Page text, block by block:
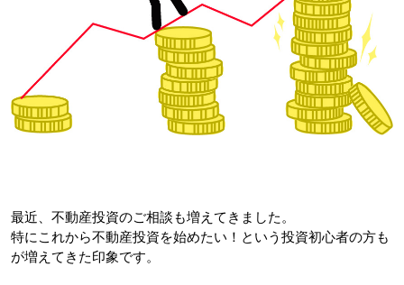
最近、不動産投資のご相談も増えてきました。
特にこれから不動産投資を始めたい！という投資初心者の方も
が増えてきた印象です。